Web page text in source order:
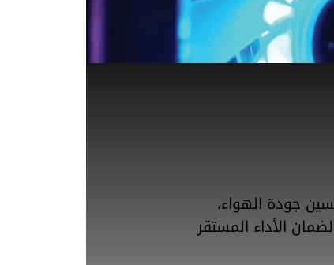
جودة الهواء،
الأداء المستقر